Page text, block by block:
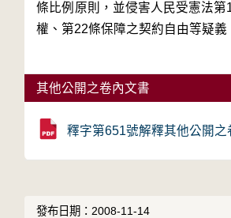
條比例原則，並侵害人民受憲法第
權、第22條保障之契約自由等疑義
其他公開之卷內文書
釋字第651號解釋其他公開之
發布日期：2008-11-14